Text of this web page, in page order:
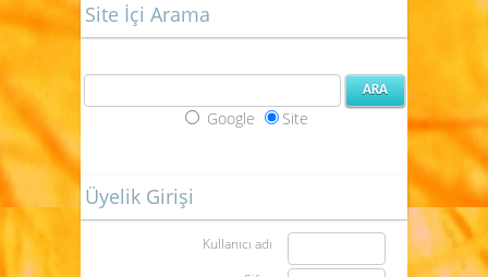
Site İçi Arama
Google Site
Üyelik Girişi
Kullanıcı adı